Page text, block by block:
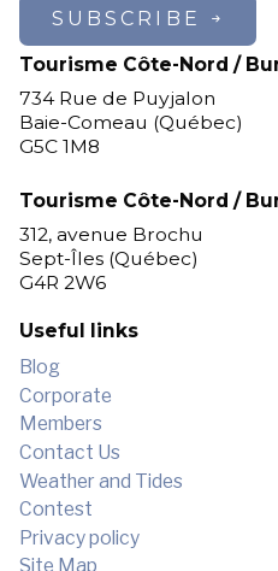
SUBSCRIBE
Tourisme Côte-Nord /
734 Rue de Puyjalon
Baie-Comeau (Québec)
G5C 1M8
Tourisme Côte-Nord /
312, avenue Brochu
Sept-Îles (Québec)
G4R 2W6
Useful links
Blog
Corporate
Members
Contact Us
Weather and Tides
Contest
Privacy policy
Site Map